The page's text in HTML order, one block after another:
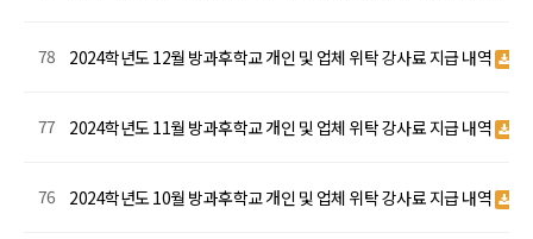
78 2024학년도 12월 방과후학교 개인 및 업체 위탁 강사료 지급 내역
77 2024학년도 11월 방과후학교 개인 및 업체 위탁 강사료 지급 내역
76 2024학년도 10월 방과후학교 개인 및 업체 위탁 강사료 지급 내역